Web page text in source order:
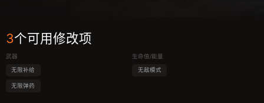
3个可用修改项
武器
无限补给
无限弹药
生命值/能量
无敌模式